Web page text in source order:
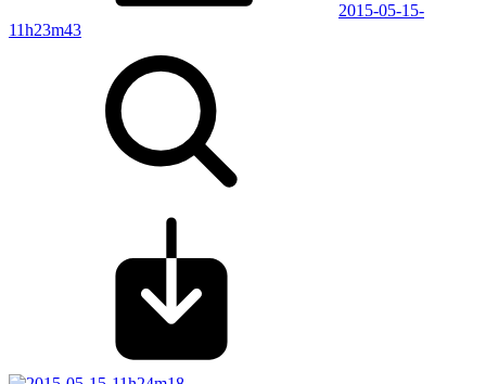
2015-05-15-
11h23m43